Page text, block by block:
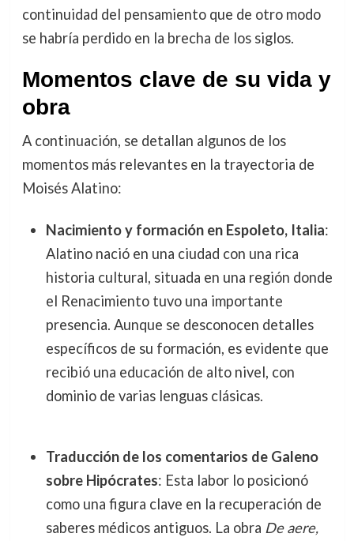
continuidad del pensamiento que de otro modo
se habría perdido en la brecha de los siglos.
Momentos clave de su vida y
obra
A continuación, se detallan algunos de los
momentos más relevantes en la trayectoria de
Moisés Alatino:
Nacimiento y formación en Espoleto, Italia:
Alatino nació en una ciudad con una rica
historia cultural, situada en una región donde
el Renacimiento tuvo una importante
presencia. Aunque se desconocen detalles
específicos de su formación, es evidente que
recibió una educación de alto nivel, con
dominio de varias lenguas clásicas.
Traducción de los comentarios de Galeno
sobre Hipócrates: Esta labor lo posicionó
como una figura clave en la recuperación de
saberes médicos antiguos. La obra De aere,